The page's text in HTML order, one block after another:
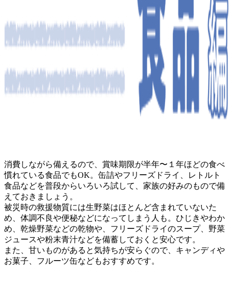
消費しながら備えるので、賞味期限が半年〜１年ほどの食べ
慣れている食品でもOK。缶詰やフリーズドライ、レトルト
食品などを普段からいろいろ試して、家族の好みのもので備
えておきましょう。
被災時の救援物質には生野菜はほとんど含まれていないた
め、体調不良や便秘などになってしまう人も。ひじきやわか
め、乾燥野菜などの乾物や、フリーズドライのスープ、野菜
ジュースや粉末青汁などを備蓄しておくと安心です。
また、甘いものがあると気持ちが安らぐので、キャンディや
お菓子、フルーツ缶などもおすすめです。